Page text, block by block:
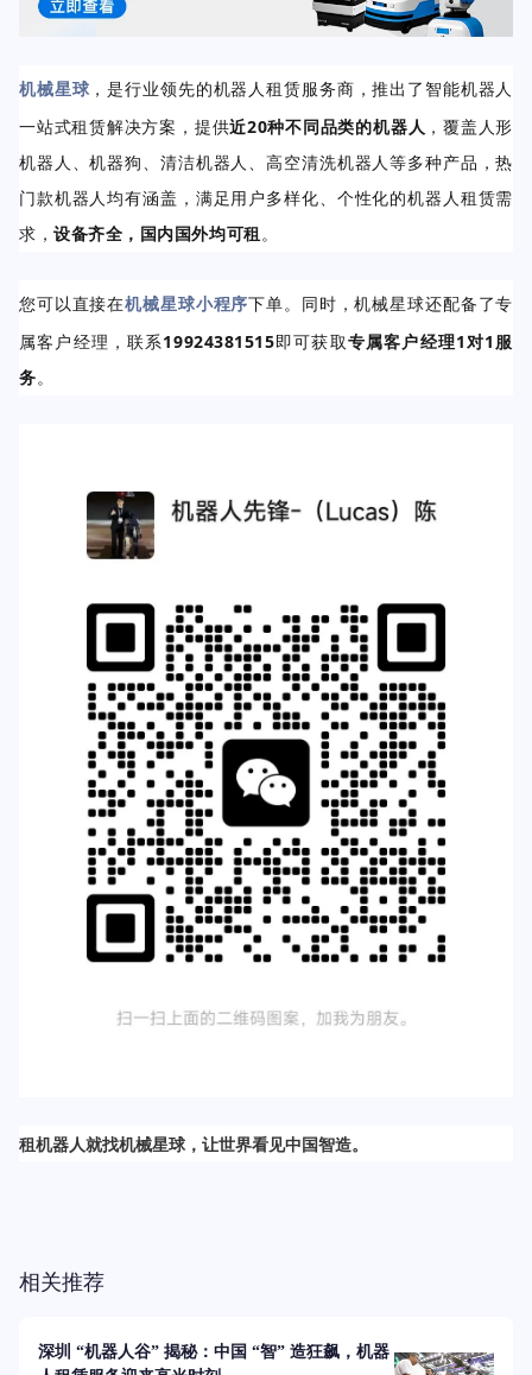
机械星球 ，是行业领先的机器人租赁服务商，推出了智能机器人
一站式租赁解决方案，提供近20种不同品类的机器人 ，覆盖人形
机器人、机器狗、清洁机器人、高空清洗机器人等多种产品，热
门款机器人均有涵盖，满足用户多样化、个性化的机器人租赁需
求，设备齐全，国内国外均可租 。
您可以直接在机械星球小程序下单。同时，机械星球还配备了专
属客户经理，联系19924381515即可获取专属客户经理1对1服
务。
租机器人就找机械星球，让世界看见中国智造。
相关推荐
深圳 “机器人谷” 揭秘：中国 “智” 造狂飙，机器